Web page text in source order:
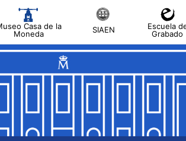
Casa de la
Moneda
SIAEN
Escuela
Grabado